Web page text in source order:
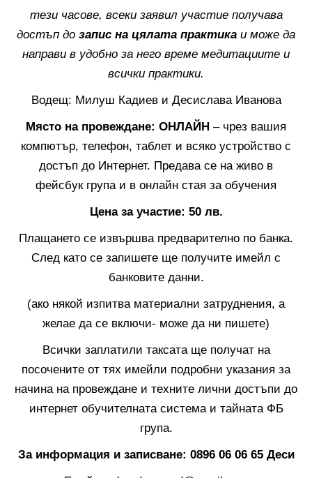
тези часове, всеки заявил участие получава
достъп до запис на цялата практика и може да
направи в удобно за него време медитациите и
всички практики.
Водещ: Милуш Кадиев и Десислава Иванова
Място на провеждане: ОНЛАЙН – чрез вашия
компютър, телефон, таблет и всяко устройство с
достъп до Интернет. Предава се на живо в
фейсбук група и в онлайн стая за обучения
Цена за участие: 50 лв.
Плащането се извършва предварително по банка.
След като се запишете ще получите имейл с
банковите данни.
(ако някой изпитва материални затруднения, а
желае да се включи- може да ни пишете)
Всички заплатили таксата ще получат на
посочените от тях имейли подробни указания за
начина на провеждане и техните лични достъпи до
интернет обучителната система и тайната ФБ
група.
За информация и записване: 0896 06 06 65 Деси